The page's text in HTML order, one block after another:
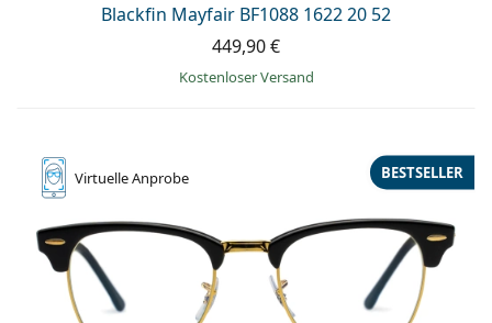
Blackfin Mayfair BF1088 1622 20 52
449,90 €
Kostenloser Versand
VirtuelleAnprobe BESTSELLER